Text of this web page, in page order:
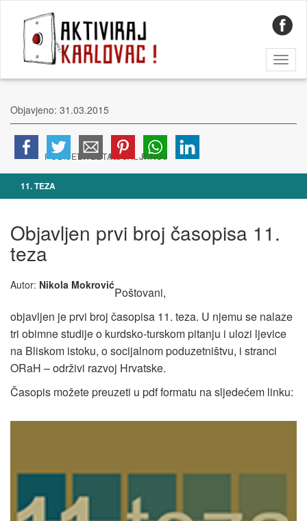
Objavjeno: 31.03.2015
11. TEZA
Objavljen prvi broj časopisa 11.
teza
Autor: Nikola MokrovićPoštovani,
objavljen je prvi broj časopisa 11. teza. U njemu se nalaze
tri obimne studije o kurdsko-turskom pitanju i ulozi ljevice
na Bliskom istoku, o socijalnom poduzetništvu, i stranci
ORaH – održivi razvoj Hrvatske.
Časopis možete preuzeti u pdf formatu na sljedećem linku: